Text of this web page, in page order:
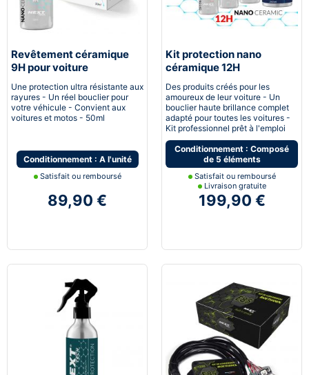
Revêtement céramique
9H pour voiture
Une protection ultra résistante aux
rayures - Un réel bouclier pour
votre véhicule - Convient aux
voitures et motos - 50ml
Conditionnement : A l'unité
Satisfait ou remboursé
89,90 €
Kit protection nano
céramique 12H
Des produits créés pour les
amoureux de leur voiture - Un
bouclier haute brillance complet
adapté pour toutes les voitures -
Kit professionnel prêt à l'emploi
Conditionnement : Composé
de 5 éléments
Satisfait ou remboursé
Livraison gratuite
199,90 €